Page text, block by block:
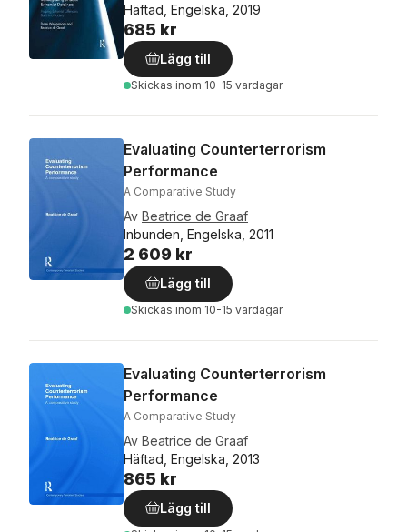
Häftad, Engelska, 2019
685 kr
Lägg till
Skickas inom 10-15 vardagar
Evaluating Counterterrorism
Performance
A Comparative Study
Av Beatrice de Graaf
Inbunden, Engelska, 2011
2 609 kr
Lägg till
Skickas inom 10-15 vardagar
Evaluating Counterterrorism
Performance
A Comparative Study
Av Beatrice de Graaf
Häftad, Engelska, 2013
865 kr
Lägg till